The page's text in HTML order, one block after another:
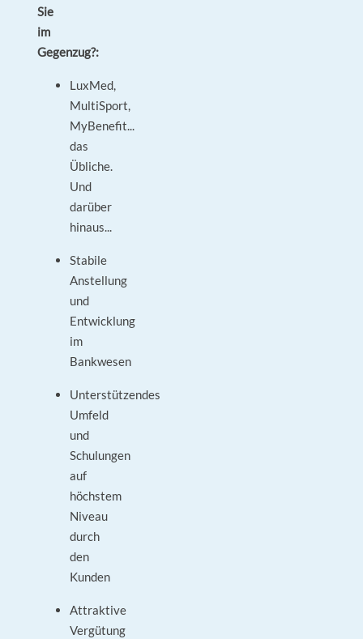
Sie
im
Gegenzug?:
LuxMed,
MultiSport,
MyBenefit...
das
Übliche.
Und
darüber
hinaus...
Stabile
Anstellung
und
Entwicklung
im
Bankwesen
Unterstützendes
Umfeld
und
Schulungen
auf
höchstem
Niveau
durch
den
Kunden
Attraktive
Vergütung